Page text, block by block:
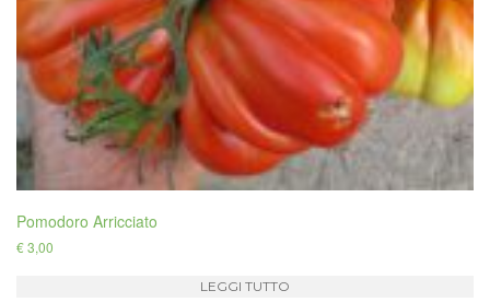
Pomodoro Arricciato
€3,00
LEGGI TUTTO